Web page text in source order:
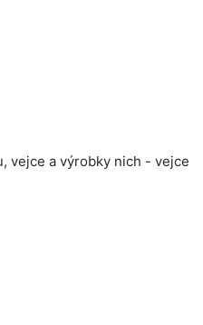
vejce a výrobky nich - vejce